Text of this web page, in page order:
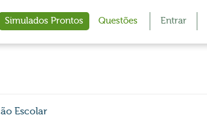
Simulados Prontos Questões Entrar
Escolar